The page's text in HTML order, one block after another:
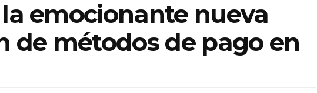
la emocionante nueva
de métodos de pago en